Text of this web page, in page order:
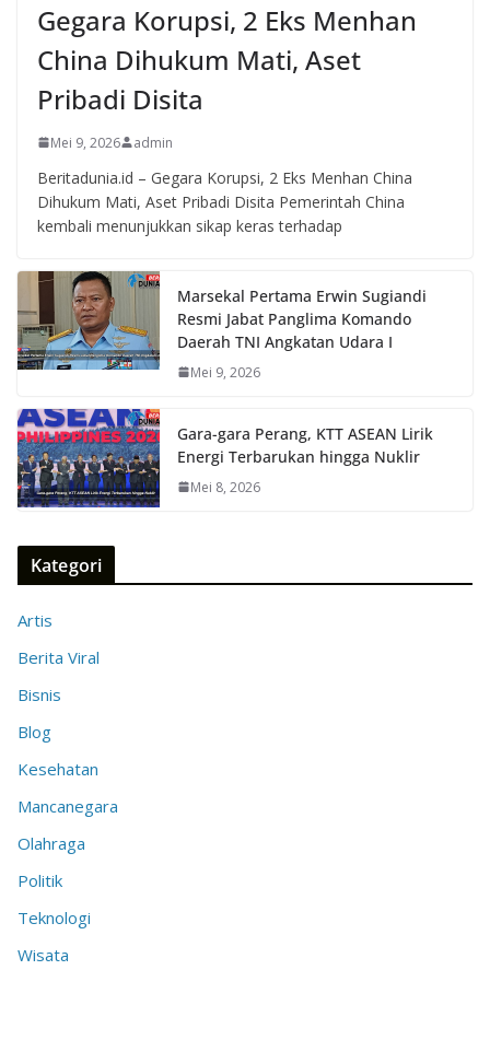
Gegara Korupsi, 2 Eks Menhan
China Dihukum Mati, Aset
Pribadi Disita
Mei 9, 2026 admin
Beritadunia.id – Gegara Korupsi, 2 Eks Menhan China
Dihukum Mati, Aset Pribadi Disita Pemerintah China
kembali menunjukkan sikap keras terhadap
Marsekal Pertama Erwin Sugiandi
Resmi Jabat Panglima Komando
Daerah TNI Angkatan Udara I
Mei 9, 2026
Gara-gara Perang, KTT ASEAN Lirik
Energi Terbarukan hingga Nuklir
Mei 8, 2026
Kategori
Artis
Berita Viral
Bisnis
Blog
Kesehatan
Mancanegara
Olahraga
Politik
Teknologi
Wisata